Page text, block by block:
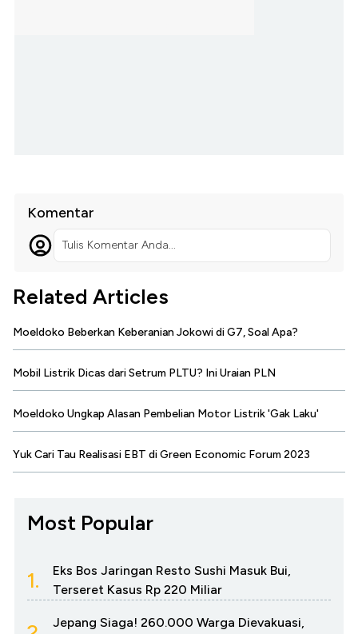
Komentar
Tulis Komentar Anda...
Related Articles
Moeldoko Beberkan Keberanian Jokowi di G7, Soal Apa?
Mobil Listrik Dicas dari Setrum PLTU? Ini Uraian PLN
Moeldoko Ungkap Alasan Pembelian Motor Listrik 'Gak Laku'
Yuk Cari Tau Realisasi EBT di Green Economic Forum 2023
Most Popular
1.
Eks Bos Jaringan Resto Sushi Masuk Bui,
Terseret Kasus Rp 220 Miliar
Jepang Siaga! 260.000 Warga Dievakuasi,